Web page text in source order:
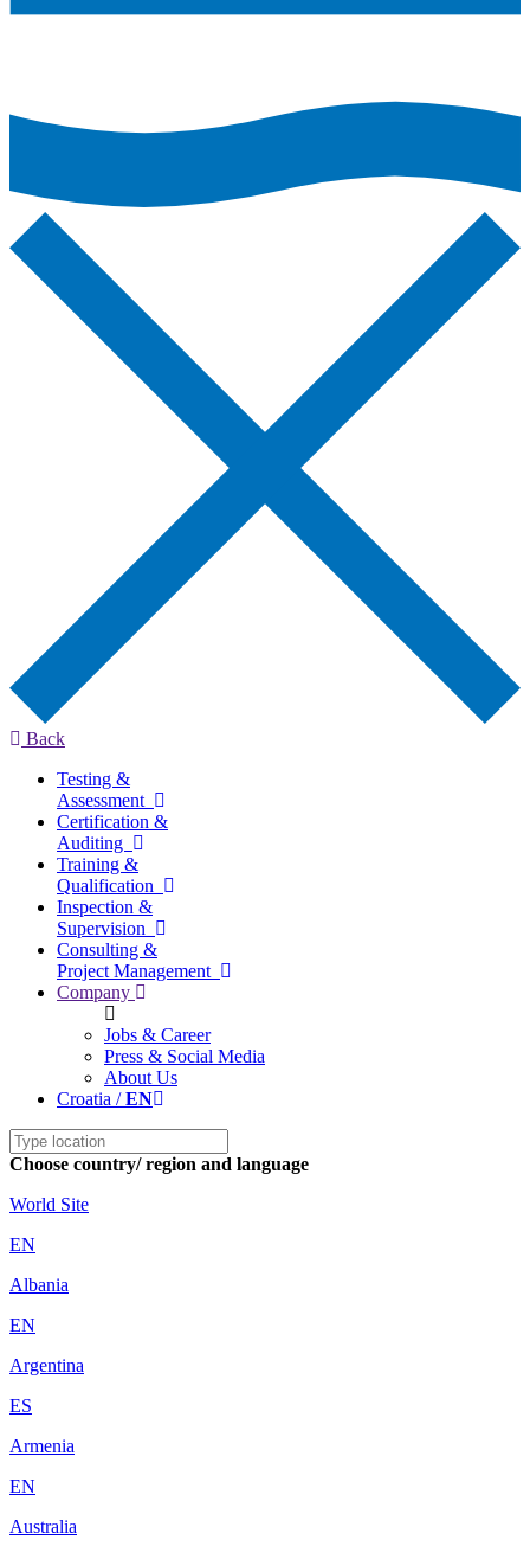
Back
Testing &
Assessment
Certification &
Auditing
Training &
Qualification
Inspection &
Supervision
Consulting &
Project Management
Company
Jobs & Career
Press & Social Media
About Us
Croatia /EN
Choose country/ region and language
World Site
EN
Albania
EN
Argentina
ES
Armenia
EN
Australia